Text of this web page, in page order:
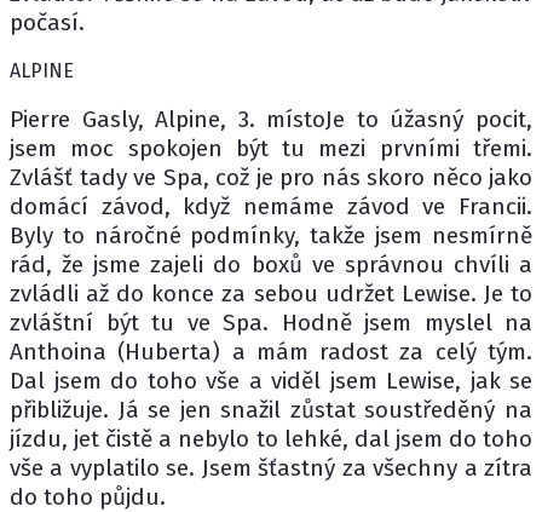
počasí.
ALPINE
Pierre Gasly, Alpine, 3. místoJe to úžasný pocit,
jsem moc spokojen být tu mezi prvními třemi.
Zvlášť tady ve Spa, což je pro nás skoro něco jako
domácí závod, když nemáme závod ve Francii.
Byly to náročné podmínky, takže jsem nesmírně
rád, že jsme zajeli do boxů ve správnou chvíli a
zvládli až do konce za sebou udržet Lewise. Je to
zvláštní být tu ve Spa. Hodně jsem myslel na
Anthoina (Huberta) a mám radost za celý tým.
Dal jsem do toho vše a viděl jsem Lewise, jak se
přibližuje. Já se jen snažil zůstat soustředěný na
jízdu, jet čistě a nebylo to lehké, dal jsem do toho
vše a vyplatilo se. Jsem šťastný za všechny a zítra
do toho půjdu.